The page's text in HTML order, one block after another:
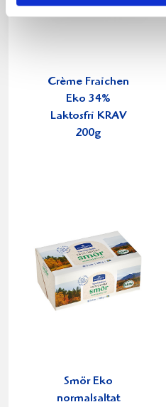
Crème Fraichen
Eko 34%
Laktosfri KRAV
200g
Smör Eko
normalsaltat